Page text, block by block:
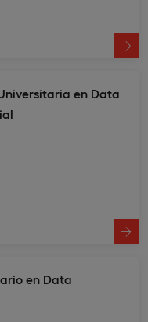
en Data
en Data